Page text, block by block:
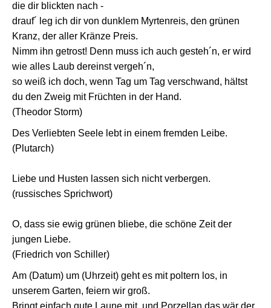
die dir blickten nach -
drauf´ leg ich dir von dunklem Myrtenreis, den grünen
Kranz, der aller Kränze Preis.
Nimm ihn getrost! Denn muss ich auch gesteh´n, er wird
wie alles Laub dereinst vergeh´n,
so weiß ich doch, wenn Tag um Tag verschwand, hältst
du den Zweig mit Früchten in der Hand.
(Theodor Storm)
Des Verliebten Seele lebt in einem fremden Leibe.
(Plutarch)
Liebe und Husten lassen sich nicht verbergen.
(russisches Sprichwort)
O, dass sie ewig grünen bliebe, die schöne Zeit der
jungen Liebe.
(Friedrich von Schiller)
Am (Datum) um (Uhrzeit) geht es mit poltern los, in
unserem Garten, feiern wir groß.
Bringt einfach gute Laune mit, und Porzellan das wär der